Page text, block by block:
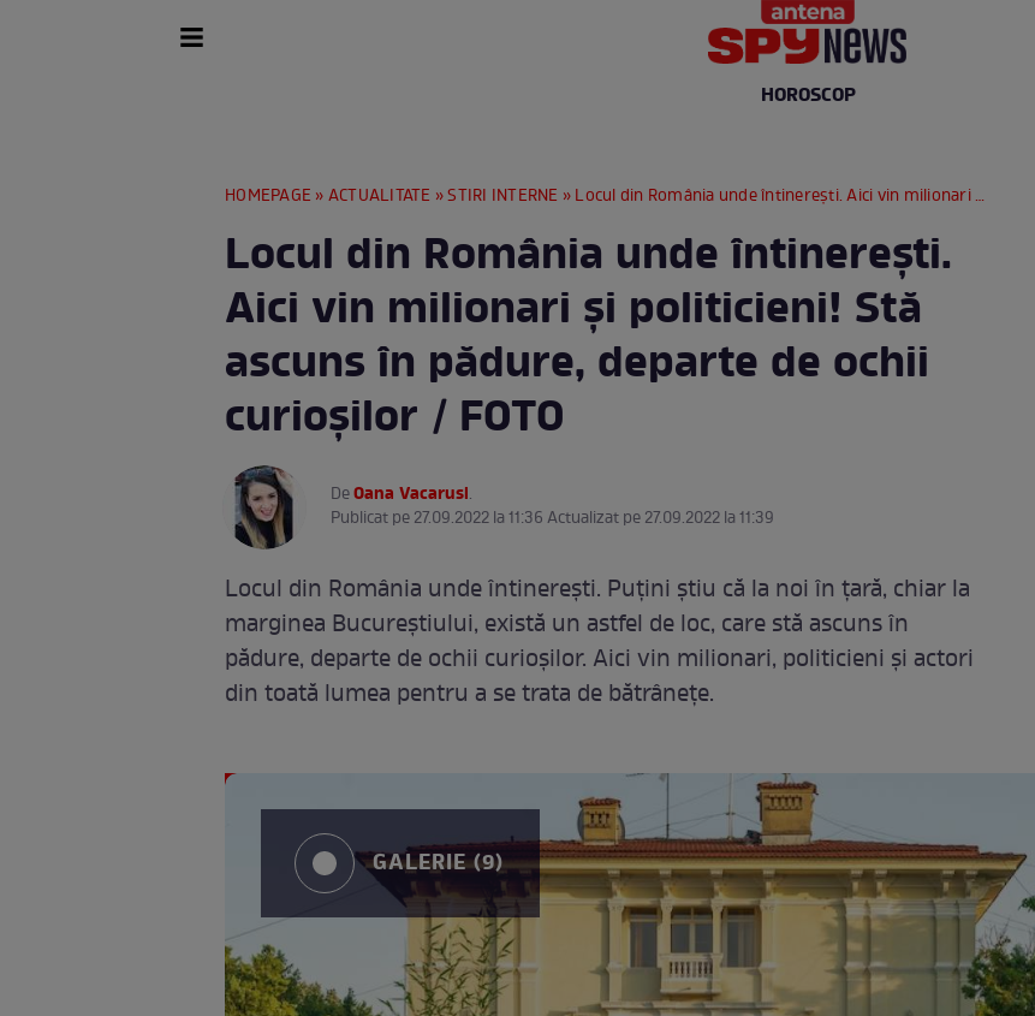
HOROSCOP
HOMEPAGE »ACTUALITATE »STIRI INTERNE » Locul din România unde întinerești. Aici vin milionari și politicieni! Stă ascuns în pădure, departe de ochii curioșilor / FOTO
Locul din România unde întinerești.
Aici vin milionari și politicieni! Stă
ascuns în pădure, departe de ochii
curioșilor / FOTO
DeOana Vacarusi.
Publicat pe 27.09.2022 la 11:36 Actualizat pe 27.09.2022 la 11:39
Locul din România unde întinerești. Puțini știu că la noi în țară, chiar la
marginea Bucureștiului, există un astfel de loc, care stă ascuns în
pădure, departe de ochii curioșilor. Aici vin milionari, politicieni și actori
din toată lumea pentru a se trata de bătrânețe.
GALERIE (9)